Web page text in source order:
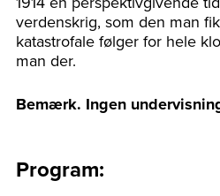
verdenskrig, som den man fik
katastrofale følger for hele
man der.
Bemærk. Ingen
Program: